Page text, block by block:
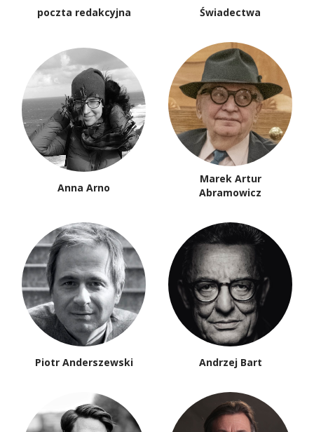
poczta redakcyjna Świadectwa
Anna Arno
Marek Artur
Abramowicz
Piotr Anderszewski Andrzej Bart